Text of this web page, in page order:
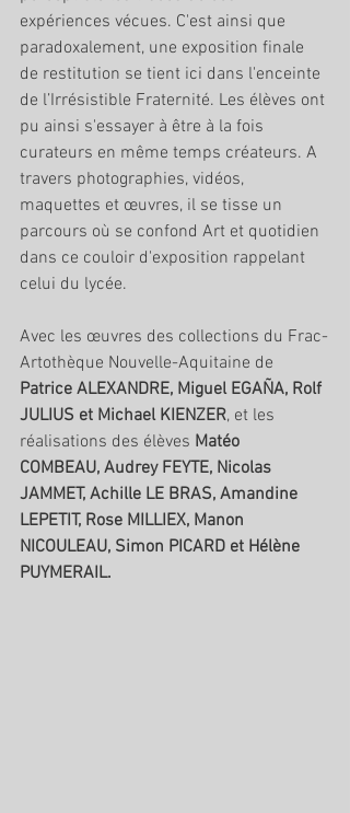
expériences vécues. C'est ainsi que
paradoxalement, une exposition finale
de restitution se tient ici dans l'enceinte
de l’Irrésistible Fraternité. Les élèves ont
pu ainsi s'essayer à être à la fois
curateurs en même temps créateurs. A
travers photographies, vidéos,
maquettes et œuvres, il se tisse un
parcours où se confond Art et quotidien
dans ce couloir d'exposition rappelant
celui du lycée.
Avec les œuvres des collections du Frac-
Artothèque Nouvelle-Aquitaine de
Patrice ALEXANDRE, Miguel EGAÑA, Rolf
JULIUS et Michael KIENZER, et les
réalisations des élèves Matéo
COMBEAU, Audrey FEYTE, Nicolas
JAMMET, Achille LE BRAS, Amandine
LEPETIT, Rose MILLIEX, Manon
NICOULEAU, Simon PICARD et Hélène
PUYMERAIL.